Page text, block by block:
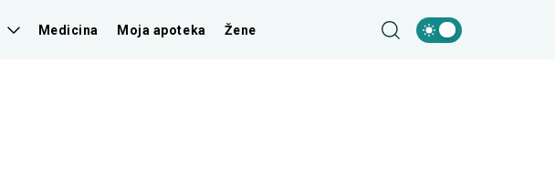
Medicina Moja apoteka Žene